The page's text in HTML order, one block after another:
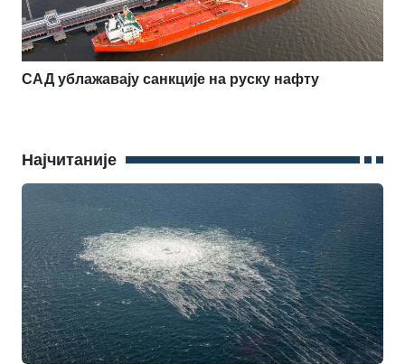
САД ублажавају санкције на руску нафту
Најчитаније